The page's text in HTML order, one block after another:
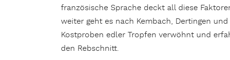
französische Sprache deckt all diese
weiter geht es nach Kembach, Dertingen
Kostproben edler Tropfen verwöhnt und
den Rebschnitt.